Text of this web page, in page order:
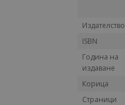
Издателство
ISBN
Година на
издаване
Корица
Страници